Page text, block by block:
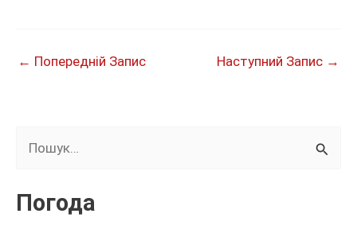
← Попередній Запис Наступний Запис →
к
Погода